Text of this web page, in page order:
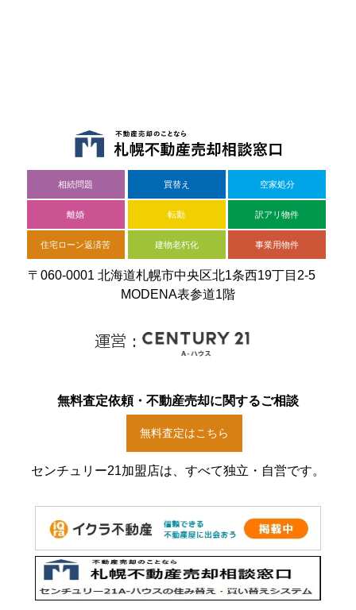
相続問題 買替え 空家処分
離婚 転勤 訳アリ物件
住宅ローン返済苦 建物老朽化 事業用物件
〒060-0001 北海道札幌市中央区北1条西19丁目2-5
MODENA表参道1階
無料査定依頼・不動産売却に関するご相談
無料査定はこちら
センチュリー21加盟店は、すべて独立・自営です。